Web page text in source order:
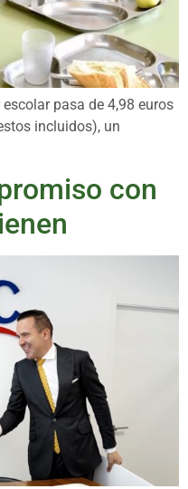
pasa de 4,98 euros
incluidos), un
con